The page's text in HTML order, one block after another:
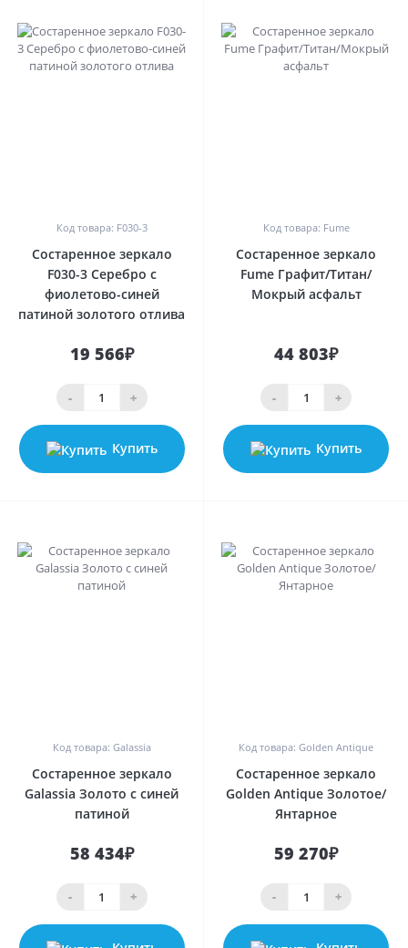
Код товара: F030-3
Состаренное зеркало
F030-3 Серебро с
фиолетово-синей
патиной золотого отлива
19 566₽
- +
Купить
Код товара: Fume
Состаренное зеркало
Fume Графит/Титан/
Мокрый асфальт
44 803₽
- +
Купить
Код товара: Galassia
Состаренное зеркало
Galassia Золото с синей
патиной
58 434₽
- +
Код товара: Golden Antique
Состаренное зеркало
Golden Antique Золотое/
Янтарное
59 270₽
- +